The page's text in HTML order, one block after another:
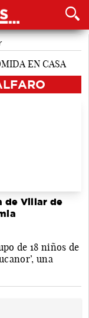
de Villar de
de 18 niños de
una